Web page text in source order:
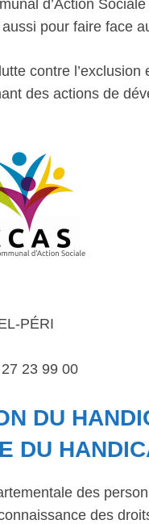
d’Action
pour faire face
contre
des actions de
PÉRI
23 99 00
DU
DU
des
des